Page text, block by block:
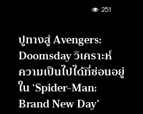
251
ปูทางสู่ Avengers:
Doomsday วิเคราะห์
ความเป็นไปได้ที่ซ่อนอยู่
ใน ‘Spider-Man:
Brand New Day’